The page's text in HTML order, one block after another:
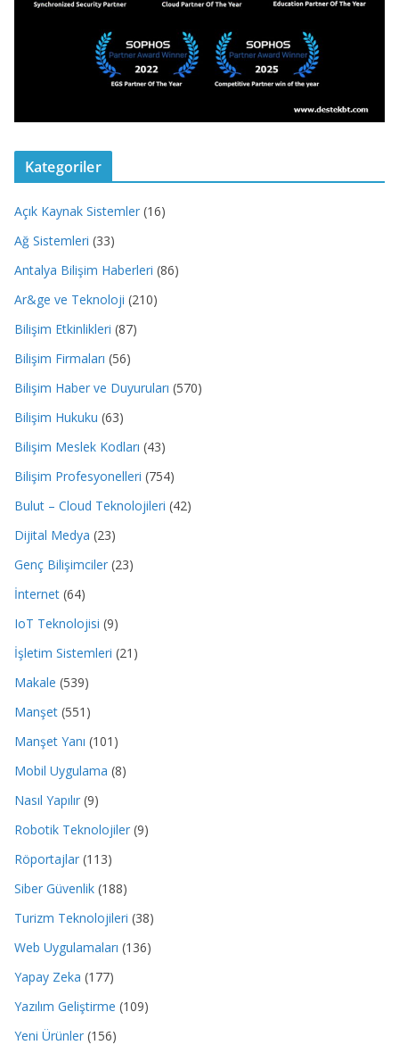
Kategoriler
Açık Kaynak Sistemler (16)
Ağ Sistemleri (33)
Antalya Bilişim Haberleri (86)
Ar&ge ve Teknoloji (210)
Bilişim Etkinlikleri (87)
Bilişim Firmaları (56)
Bilişim Haber ve Duyuruları (570)
Bilişim Hukuku (63)
Bilişim Meslek Kodları (43)
Bilişim Profesyonelleri (754)
Bulut – Cloud Teknolojileri (42)
Dijital Medya (23)
Genç Bilişimciler (23)
İnternet (64)
IoT Teknolojisi (9)
İşletim Sistemleri (21)
Makale (539)
Manşet (551)
Manşet Yanı (101)
Mobil Uygulama (8)
Nasıl Yapılır (9)
Robotik Teknolojiler (9)
Röportajlar (113)
Siber Güvenlik (188)
Turizm Teknolojileri (38)
Web Uygulamaları (136)
Yapay Zeka (177)
Yazılım Geliştirme (109)
Yeni Ürünler (156)